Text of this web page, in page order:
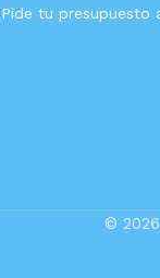
Pide tu presupuesto
© 2026